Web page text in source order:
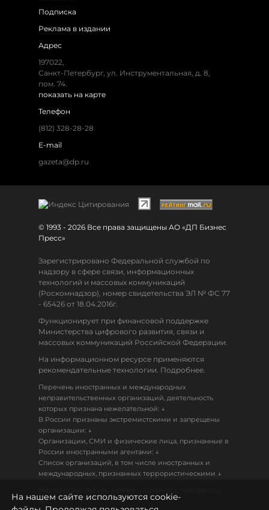
Подписка
Реклама в издании
Адрес
197022,
Санкт-Петербург, ул. Инструментальная, д. 8,
пом. 74.
показать на карте
Телефон
(812) 328-28-28
E-mail
gazeta@dp.ru
© 1993 - 2026 Все права защищены АО «ДП Бизнес
Пресс»
Зарегистрировано Федеральной службой по
надзору в сфере связи, информационных
технологий и массовых коммуникаций
(Роскомнадзор), номер свидетельства ЭЛ № ФС 77
- 65426 от 18.04.2016г.
Функционирует при финансовой поддержке
Министерства цифрового развития, связи и
массовых коммуникаций Российской Федерации.
На информационном ресурсе применяются
рекомендательные технологии. Подробнее.
Перечень иностранных и международных
неправительственных организаций, деятельность
которых признана нежелательной: ↓
В России признаны экстремистскими и запрещены
организации: ↓
Организации, СМИ и физические лица, признанные в
России иностранными агентами: ↓
Список организаций, в том числе иностранных и
международных, признанных террористическими ↓
18+
На нашем сайте используются cookie-